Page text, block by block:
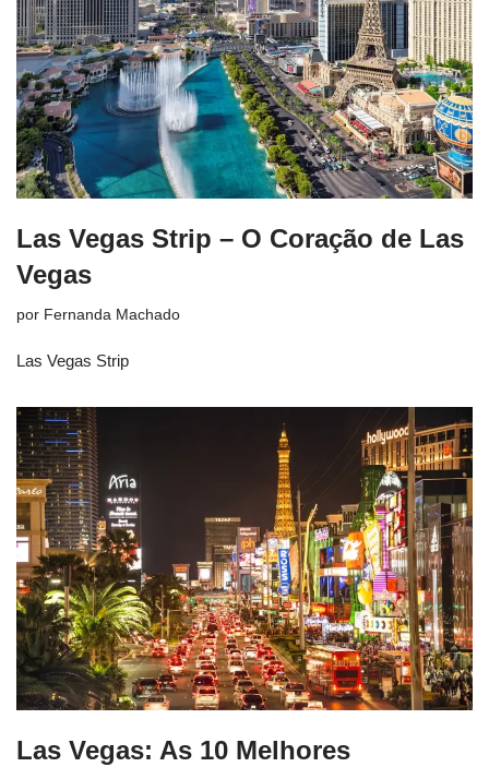
Las Vegas Strip – O Coração de Las
Vegas
por Fernanda Machado
Las Vegas Strip
Las Vegas: As 10 Melhores